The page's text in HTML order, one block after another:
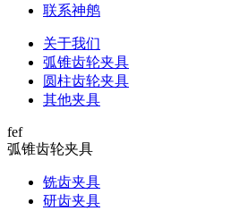
联系神鸼
关于我们
弧锥齿轮夹具
圆柱齿轮夹具
其他夹具
fef
弧锥齿轮夹具
铣齿夹具
研齿夹具